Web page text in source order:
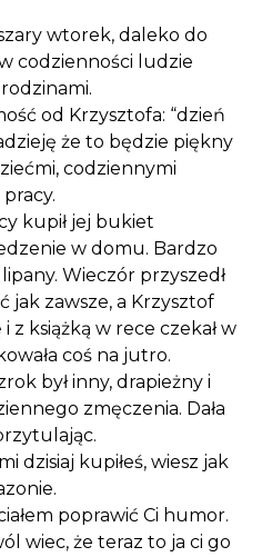
wtorek, daleko do
codzienności ludzie
od Krzysztofa: “dzień
że to będzie piękny
codziennymi
kupił jej bukiet
w domu. Bardzo
Wieczór przyszedł
jak zawsze, a Krzysztof
i z książką w rece czekał w
coś na jutro.
był inny, drapieżny i
zmęczenia. Dała
dzisiaj kupiłeś, wiesz jak
poprawić Ci humor.
wiec, że teraz to ja ci go